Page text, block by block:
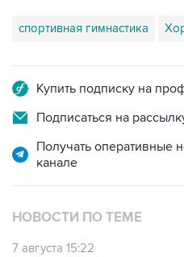
спортивная гимнастика
Купить подписку на
Подписаться на
Получать оперативные
канале
НОВОСТИ ПО ТЕМЕ
7 августа 15:22